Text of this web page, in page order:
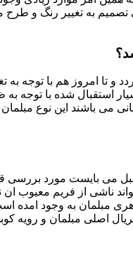
به تغییر رنگ و طرح
و تا امروز هم با توجه
استقبال شده با توجه
می باشند این نوع
می بایست مورد بررسی
از فریم معیوب ان
مبلمان به وجود امده
اصلی مبلمان و رویه